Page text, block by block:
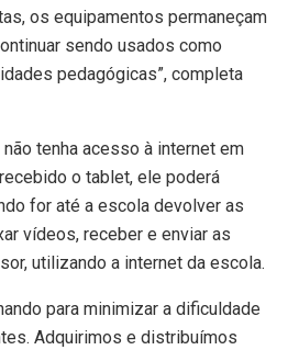
os equipamentos permaneçam
sendo usados como
pedagógicas”, completa
tenha acesso à internet em
o tablet, ele poderá
for até a escola devolver as
vídeos, receber e enviar as
utilizando a internet da escola.
para minimizar a dificuldade
Adquirimos e distribuímos